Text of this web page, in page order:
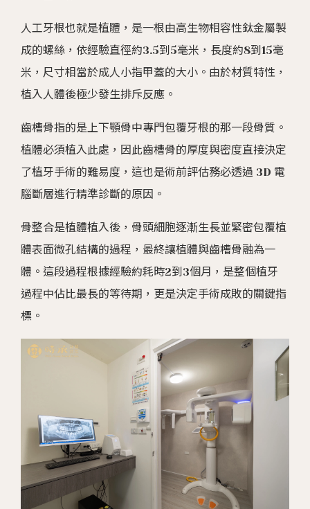
人工牙根也就是植體，是一根由高生物相容性鈦金屬製
成的螺絲，依經驗直徑約3.5到5毫米，長度約8到15毫
米，尺寸相當於成人小指甲蓋的大小。由於材質特性，
植入人體後極少發生排斥反應。
齒槽骨指的是上下顎骨中專門包覆牙根的那一段骨質。
植體必須植入此處，因此齒槽骨的厚度與密度直接決定
了植牙手術的難易度，這也是術前評估務必透過 3D 電
腦斷層進行精準診斷的原因。
骨整合是植體植入後，骨頭細胞逐漸生長並緊密包覆植
體表面微孔結構的過程，最終讓植體與齒槽骨融為一
體。這段過程根據經驗約耗時2到3個月，是整個植牙
過程中佔比最長的等待期，更是決定手術成敗的關鍵指
標。